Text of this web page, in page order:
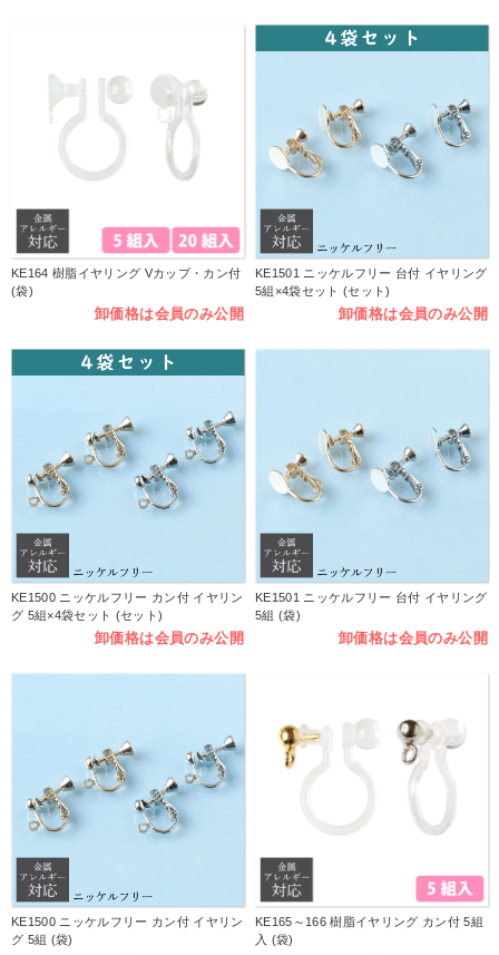
KE164 樹脂イヤリング Vカップ・カン付
(袋)
卸価格は会員のみ公開
KE1501 ニッケルフリー 台付 イヤリング
5組×4袋セット (セット)
卸価格は会員のみ公開
KE1500 ニッケルフリー カン付 イヤリン
グ 5組×4袋セット (セット)
卸価格は会員のみ公開
KE1501 ニッケルフリー 台付 イヤリング
5組 (袋)
卸価格は会員のみ公開
KE1500 ニッケルフリー カン付 イヤリン
グ 5組 (袋)
KE165～166 樹脂イヤリング カン付 5組
入 (袋)